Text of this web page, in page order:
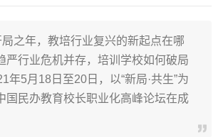
局之年，教培行业复兴的新起点在哪
严行业危机并存，培训学校如何破局
年5月18日至20日，以“新局·共生”为
国民办教育校长职业化高峰论坛在成